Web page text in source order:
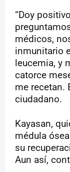
“Doy
médicos,
inmunitario
leucemia, y
catorce
me recetan.
ciudadano.
Kayasan,
médula
su
Aun así,